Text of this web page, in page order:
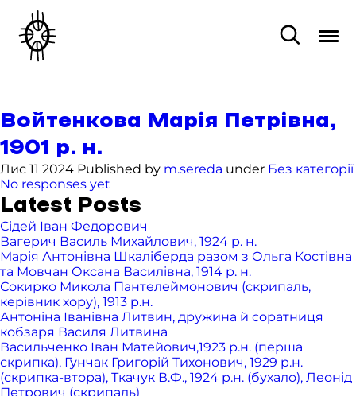
Войтенкова Марія Петрівна,
1901 р. н.
Лис 11 2024 Published by m.sereda under Без категорії
No responses yet
Latest Posts
Сідей Іван Федорович
Вагерич Василь Михайлович, 1924 р. н.
Марія Антонівна Шкаліберда разом з Ольга Костівна
та Мовчан Оксана Василівна, 1914 р. н.
Сокирко Микола Пантелеймонович (скрипаль,
керівник хору), 1913 р.н.
Антоніна Іванівна Литвин, дружина й соратниця
кобзаря Василя Литвина
Васильченко Іван Матейович,1923 р.н. (перша
скрипка), Гунчак Григорій Тихонович, 1929 р.н.
(скрипка-втора), Ткачук В.Ф., 1924 р.н. (бухало), Леонід
Петрович (скрипаль)